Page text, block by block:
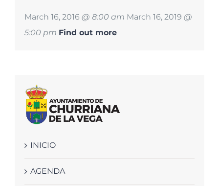
INICIO
AGENDA
March 16, 2016 @ 8:00 am March 16, 2019 @
5:00 pm Find out more